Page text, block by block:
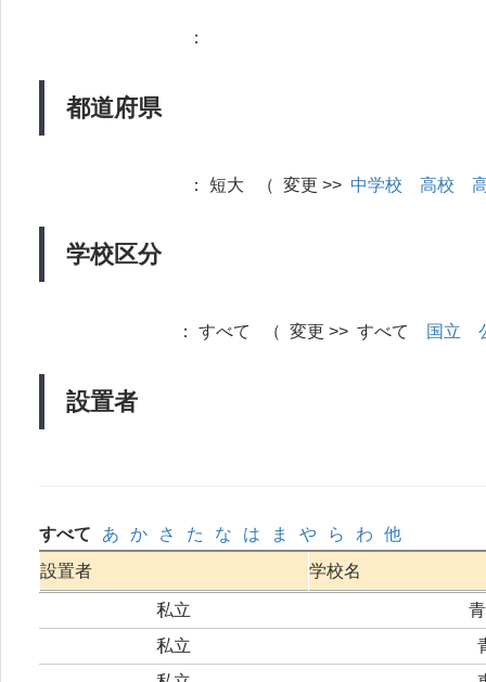
都道府県
：
学校区分
： 短大 （ 変更 >> 中学校 高校
設置者
： すべて （ 変更 >> すべて 国立
すべて あ か さ た な は ま や ら わ
他
設置者
学校名
私立
私立